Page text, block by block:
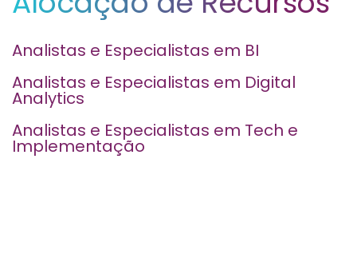
Analistas e Especialistas em BI
Analistas e Especialistas em Digital
Analytics
Analistas e Especialistas em Tech e
Implementação